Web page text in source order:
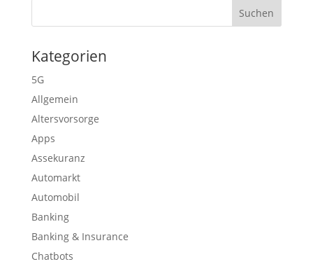
Kategorien
5G
Allgemein
Altersvorsorge
Apps
Assekuranz
Automarkt
Automobil
Banking
Banking & Insurance
Chatbots